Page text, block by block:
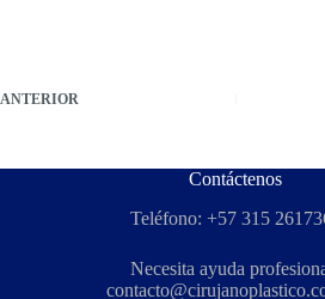
ANTERIOR
Contáctenos
Teléfono: +57 315
Necesita ayuda